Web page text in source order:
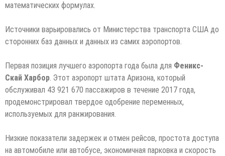
математических формулах.
Источники варьировались от Министерства транспорта США до
сторонних баз данных и данных из самих аэропортов.
Первая позиция лучшего аэропорта года была для Феникс-
Скай Харбор. Этот аэропорт штата Аризона, который
обслуживал 43 921 670 пассажиров в течение 2017 года,
продемонстрировал твердое одобрение переменных,
используемых для ранжирования.
Низкие показатели задержек и отмен рейсов, простота доступа
на автомобиле или автобусе, экономичная парковка и скорость